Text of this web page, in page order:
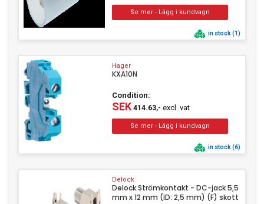
in stock (1)
Hager
KXA10N
Condition:
SEK414.63,- excl. vat
in stock (6)
Delock
Delock Strömkontakt - DC-jack 5,5
mm x 12 mm (ID: 2,5 mm) (F) skott